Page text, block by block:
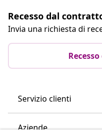
Recesso dal
Invia una richiesta di
Servizio clienti
Aziende